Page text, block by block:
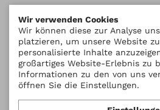
Wir verwenden Cookies
Wir können diese zur Analyse
platzieren, um unsere Website
personalisierte Inhalte
großartiges Website-Erlebnis zu
Informationen zu den von uns
öffnen Sie die Einstellungen.